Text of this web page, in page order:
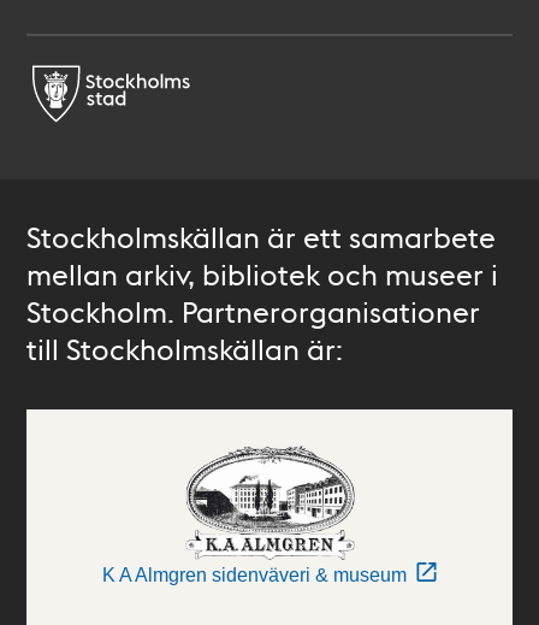
Stockholmskällan är ett samarbete
mellan arkiv, bibliotek och museer i
Stockholm. Partnerorganisationer
till Stockholmskällan är:
K A Almgren sidenväveri & museum